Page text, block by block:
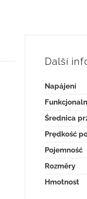
Další
Napájení
Średnica
Prędkość
Pojemność
Rozměry
Hmotnost